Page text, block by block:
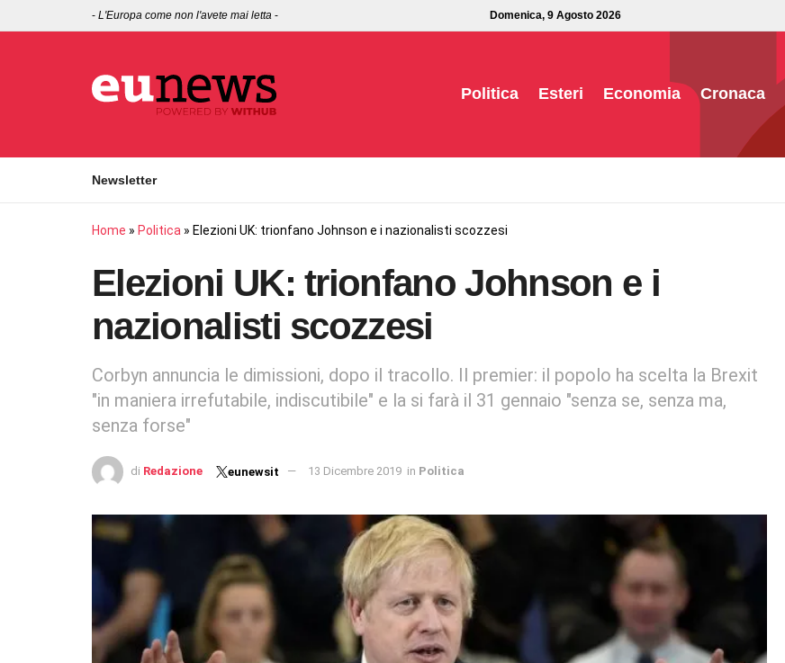
- L'Europa come non l'avete mai letta - Domenica, 9 Agosto 2026
Politica Esteri Economia Cronaca
Newsletter
Home » Politica » Elezioni UK: trionfano Johnson e i nazionalisti scozzesi
Elezioni UK: trionfano Johnson e i
nazionalisti scozzesi
Corbyn annuncia le dimissioni, dopo il tracollo. Il premier: il popolo ha scelta la Brexit
"in maniera irrefutabile, indiscutibile" e la si farà il 31 gennaio "senza se, senza ma,
senza forse"
di Redazione eunewsit 13 Dicembre 2019 in Politica